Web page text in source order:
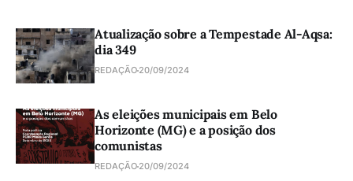
Atualização sobre a Tempestade Al-Aqsa:
dia 349
REDAÇÃO 20/09/2024
As eleições municipais em Belo
Horizonte (MG) e a posição dos
comunistas
REDAÇÃO 20/09/2024